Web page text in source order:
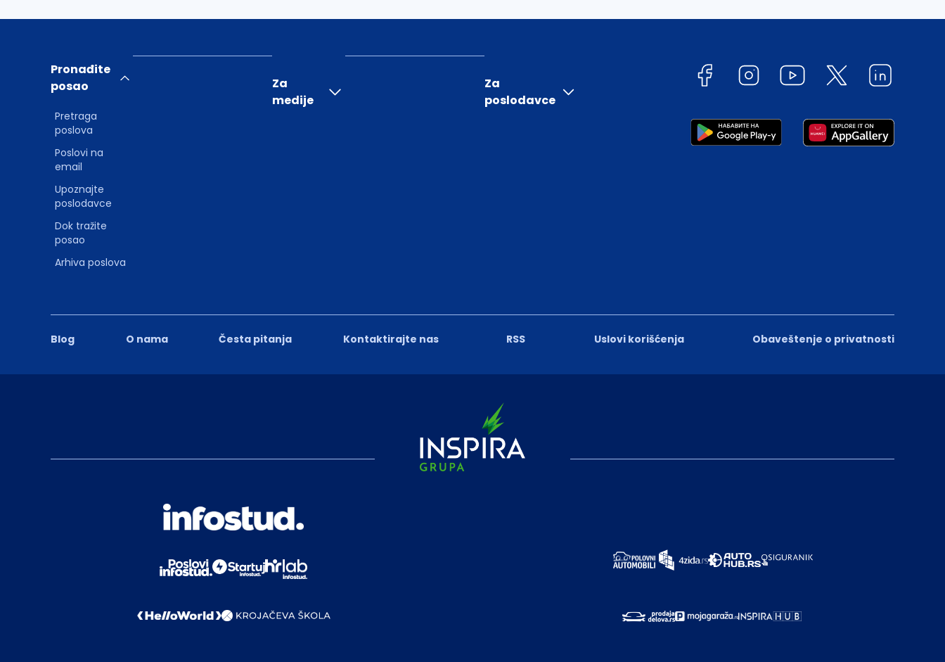
Blog O nama Česta pitanja Kontaktirajte nas RSS Uslovi korišćenja Obaveštenje o privatnosti
Pronađite
posao
Pretraga
poslova
Poslovi na
email
Upoznajte
poslodavce
Dok tražite
posao
Arhiva poslova
Za
medije
Za
poslodavce